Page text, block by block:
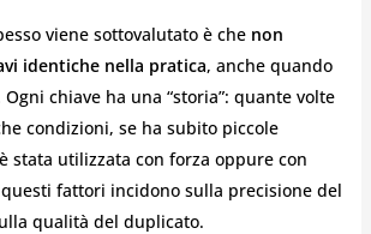
viene sottovalutato è che non
identiche nella pratica, anche quando
chiave ha una “storia”: quante volte
condizioni, se ha subito piccole
stata utilizzata con forza oppure con
fattori incidono sulla precisione del
qualità del duplicato.